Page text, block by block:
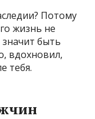
Потому
жизнь не
быть
вдохновил,
тебя.